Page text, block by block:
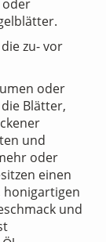
oder
zu- vor
oder
Blätter,
und
oder
einen
honigartigen
und